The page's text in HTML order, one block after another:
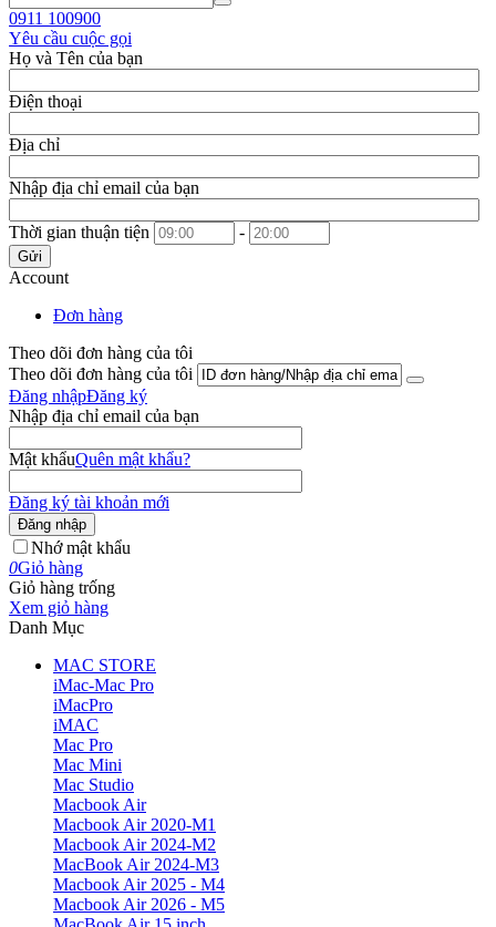
0911 100900
Yêu cầu cuộc gọi
Họ và Tên của bạn
Điện thoại
Địa chỉ
Nhập địa chỉ email của bạn
Thời gian thuận tiện -
Gửi
Account
Đơn hàng
Theo dõi đơn hàng của tôi
Theo dõi đơn hàng của tôi
Đăng nhậpĐăng ký
Nhập địa chỉ email của bạn
Mật khẩuQuên mật khẩu?
Đăng ký tài khoản mới
Đăng nhập
Nhớ mật khẩu
0Giỏ hàng
Giỏ hàng trống
Xem giỏ hàng
Danh Mục
MAC STORE
iMac-Mac Pro
iMacPro
iMAC
Mac Pro
Mac Mini
Mac Studio
Macbook Air
Macbook Air 2020-M1
Macbook Air 2024-M2
MacBook Air 2024-M3
Macbook Air 2025 - M4
Macbook Air 2026 - M5